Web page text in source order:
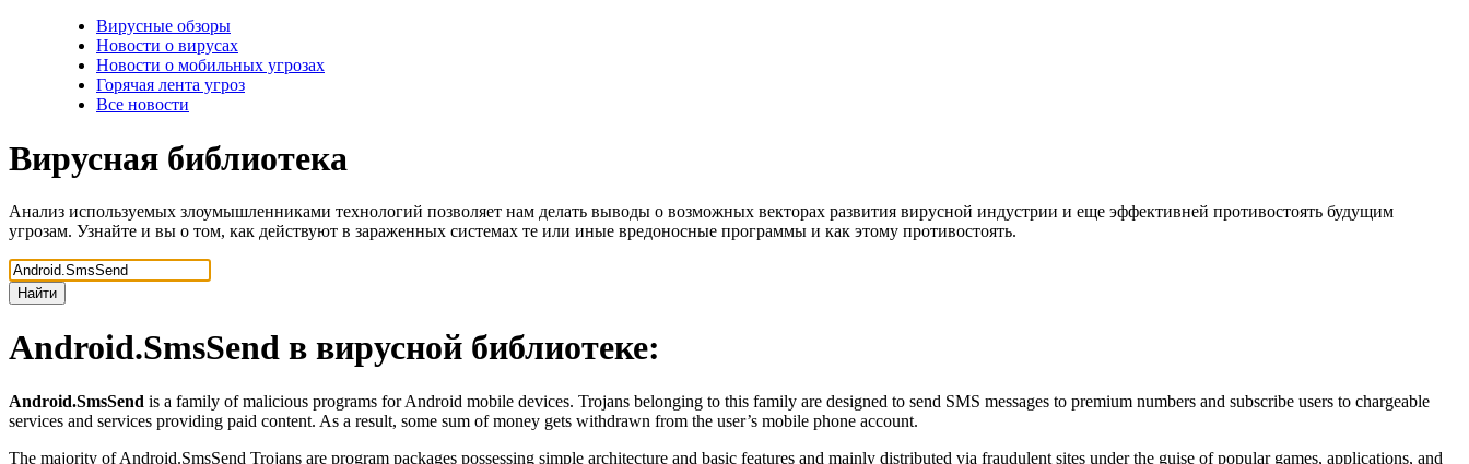
Вирусные обзоры
Новости о вирусах
Новости о мобильных угрозах
Горячая лента угроз
Все новости
Вирусная библиотека
Анализ используемых злоумышленниками технологий позволяет нам делать выводы о возможных векторах развития вирусной индустрии и еще эффективней противостоять будущим
угрозам. Узнайте и вы о том, как действуют в зараженных системах те или иные вредоносные программы и как этому противостоять.
Найти
Android.SmsSend в вирусной библиотеке:
Android.SmsSend is a family of malicious programs for Android mobile devices. Trojans belonging to this family are designed to send SMS messages to premium numbers and subscribe users to chargeable
services and services providing paid content. As a result, some sum of money gets withdrawn from the user’s mobile phone account.
The majority of Android.SmsSend Trojans are program packages possessing simple architecture and basic features and mainly distributed via fraudulent sites under the guise of popular games, applications, and